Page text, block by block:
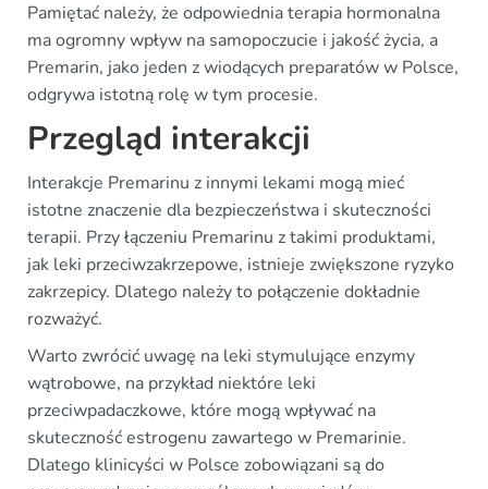
Pamiętać należy, że odpowiednia terapia hormonalna
ma ogromny wpływ na samopoczucie i jakość życia, a
Premarin, jako jeden z wiodących preparatów w Polsce,
odgrywa istotną rolę w tym procesie.
Przegląd interakcji
Interakcje Premarinu z innymi lekami mogą mieć
istotne znaczenie dla bezpieczeństwa i skuteczności
terapii. Przy łączeniu Premarinu z takimi produktami,
jak leki przeciwzakrzepowe, istnieje zwiększone ryzyko
zakrzepicy. Dlatego należy to połączenie dokładnie
rozważyć.
Warto zwrócić uwagę na leki stymulujące enzymy
wątrobowe, na przykład niektóre leki
przeciwpadaczkowe, które mogą wpływać na
skuteczność estrogenu zawartego w Premarinie.
Dlatego klinicyści w Polsce zobowiązani są do